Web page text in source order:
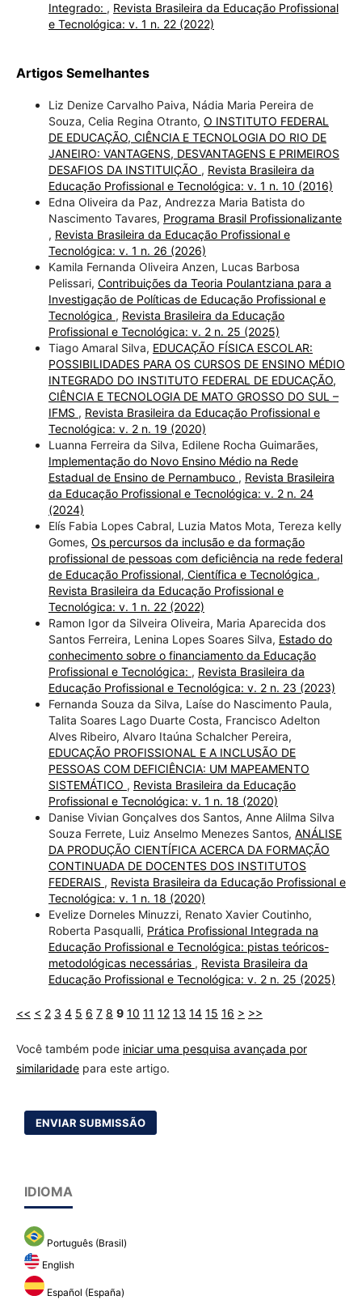
Integrado: , Revista Brasileira da Educação Profissional
e Tecnológica: v. 1 n. 22 (2022)
Artigos Semelhantes
Liz Denize Carvalho Paiva, Nádia Maria Pereira de
Souza, Celia Regina Otranto, O INSTITUTO FEDERAL
DE EDUCAÇÃO, CIÊNCIA E TECNOLOGIA DO RIO DE
JANEIRO: VANTAGENS, DESVANTAGENS E PRIMEIROS
DESAFIOS DA INSTITUIÇÃO , Revista Brasileira da
Educação Profissional e Tecnológica: v. 1 n. 10 (2016)
Edna Oliveira da Paz, Andrezza Maria Batista do
Nascimento Tavares, Programa Brasil Profissionalizante
, Revista Brasileira da Educação Profissional e
Tecnológica: v. 1 n. 26 (2026)
Kamila Fernanda Oliveira Anzen, Lucas Barbosa
Pelissari, Contribuições da Teoria Poulantziana para a
Investigação de Políticas de Educação Profissional e
Tecnológica , Revista Brasileira da Educação
Profissional e Tecnológica: v. 2 n. 25 (2025)
Tiago Amaral Silva, EDUCAÇÃO FÍSICA ESCOLAR:
POSSIBILIDADES PARA OS CURSOS DE ENSINO MÉDIO
INTEGRADO DO INSTITUTO FEDERAL DE EDUCAÇÃO,
CIÊNCIA E TECNOLOGIA DE MATO GROSSO DO SUL –
IFMS , Revista Brasileira da Educação Profissional e
Tecnológica: v. 2 n. 19 (2020)
Luanna Ferreira da Silva, Edilene Rocha Guimarães,
Implementação do Novo Ensino Médio na Rede
Estadual de Ensino de Pernambuco , Revista Brasileira
da Educação Profissional e Tecnológica: v. 2 n. 24
(2024)
Elís Fabia Lopes Cabral, Luzia Matos Mota, Tereza kelly
Gomes, Os percursos da inclusão e da formação
profissional de pessoas com deficiência na rede federal
de Educação Profissional, Científica e Tecnológica ,
Revista Brasileira da Educação Profissional e
Tecnológica: v. 1 n. 22 (2022)
Ramon Igor da Silveira Oliveira, Maria Aparecida dos
Santos Ferreira, Lenina Lopes Soares Silva, Estado do
conhecimento sobre o financiamento da Educação
Profissional e Tecnológica: , Revista Brasileira da
Educação Profissional e Tecnológica: v. 2 n. 23 (2023)
Fernanda Souza da Silva, Laíse do Nascimento Paula,
Talita Soares Lago Duarte Costa, Francisco Adelton
Alves Ribeiro, Alvaro Itaúna Schalcher Pereira,
EDUCAÇÃO PROFISSIONAL E A INCLUSÃO DE
PESSOAS COM DEFICIÊNCIA: UM MAPEAMENTO
SISTEMÁTICO , Revista Brasileira da Educação
Profissional e Tecnológica: v. 1 n. 18 (2020)
Danise Vivian Gonçalves dos Santos, Anne Alilma Silva
Souza Ferrete, Luiz Anselmo Menezes Santos, ANÁLISE
DA PRODUÇÃO CIENTÍFICA ACERCA DA FORMAÇÃO
CONTINUADA DE DOCENTES DOS INSTITUTOS
FEDERAIS , Revista Brasileira da Educação Profissional e
Tecnológica: v. 1 n. 18 (2020)
Evelize Dorneles Minuzzi, Renato Xavier Coutinho,
Roberta Pasqualli, Prática Profissional Integrada na
Educação Profissional e Tecnológica: pistas teóricos-
metodológicas necessárias , Revista Brasileira da
Educação Profissional e Tecnológica: v. 2 n. 25 (2025)
<< < 2 3 4 5 6 7 8 9 10 11 12 13 14 15 16 > >>
Você também pode iniciar uma pesquisa avançada por
similaridadepara este artigo.
ENVIAR SUBMISSÃO
IDIOMA
Português (Brasil)
English
Español (España)